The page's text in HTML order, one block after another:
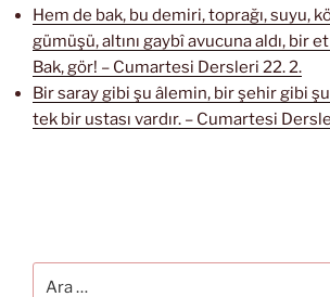
Hem de bak, bu demiri, toprağı, suyu,
gümüşü, altını gaybî avucuna aldı, bir et
Bak, gör! – Cumartesi Dersleri 22. 2.
Bir saray gibi şu âlemin, bir şehir gibi
tek bir ustası vardır. – Cumartesi